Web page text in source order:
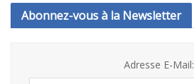
Abonnez-vous à la Newsletter
Adresse E-Mail: